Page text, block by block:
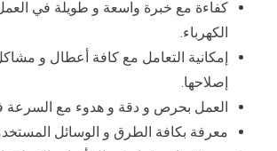
كفاءة مع خبرة واسعة و طويلة في
الكهرباء.
إمكانية التعامل مع كافة أعطال و
إصلاحها.
العمل بحرص و دقة و هدوء مع السرعة
معرفة بكافة الطرق و الوسائل